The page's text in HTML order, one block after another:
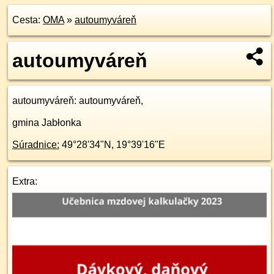
Cesta: OMA» autoumyváreň
autoumyváreň
autoumyváreň: autoumyváreň,
gmina Jabłonka
Súradnice: 49°28'34"N , 19°39'16"E
Extra: